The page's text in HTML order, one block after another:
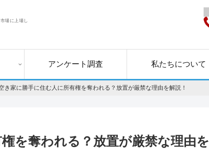
場に上場し
アンケート調査 私たちについて
き家に勝手に住む人に所有権を奪われる？放置が厳禁な理由を解説！
を奪われる？放置が厳禁な理由